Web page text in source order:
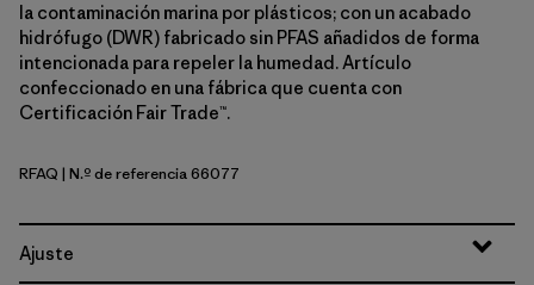
la contaminación marina por plásticos; con un acabado
hidrófugo (DWR) fabricado sin PFAS añadidos de forma
intencionada para repeler la humedad. Artículo
confeccionado en una fábrica que cuenta con
Certificación Fair Trade™.
Royal Fren: Aqua Stone
RFAQ | N.º de referencia 66077
Ajuste